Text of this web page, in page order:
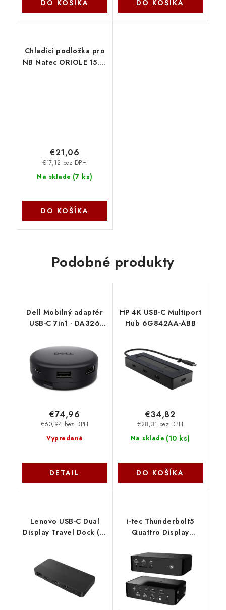
DO KOŠÍKA DO KOŠÍKA
Chladící podložka pro
NB Natec ORIOLE 15.6-
Na sklade (7 ks)
€17,12 bez DPH
€21,06
DO KOŠÍKA
Podobné produkty
Dell Mobilný adaptér
USB-C 7in1 - DA326
Vypredané
€60,94 bez DPH
€74,96
DETAIL
HP 4K USB-C Multiport
Hub 6G842AA-ABB
Na sklade (10 ks)
€28,31 bez DPH
€34,82
DO KOŠÍKA
Lenovo USB-C Dual
Display Travel Dock (1x
2x LCD 40B90000WW
i-tec Thunderbolt5
Quattro Display
USB, 2.5 GLAN, Power
Delivery 140W
TB5QUATTRODOCKPD
I-Tec